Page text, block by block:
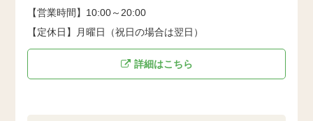
【営業時間】10:00～20:00
【定休日】月曜日（祝日の場合は翌日）
詳細はこちら